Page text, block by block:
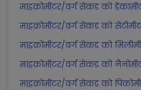
माइक्रोमीटर/वर्ग सेकंड को
माइक्रोमीटर/वर्ग सेकंड को
माइक्रोमीटर/वर्ग सेकंड को
माइक्रोमीटर/वर्ग सेकंड को
माइक्रोमीटर/वर्ग सेकंड को